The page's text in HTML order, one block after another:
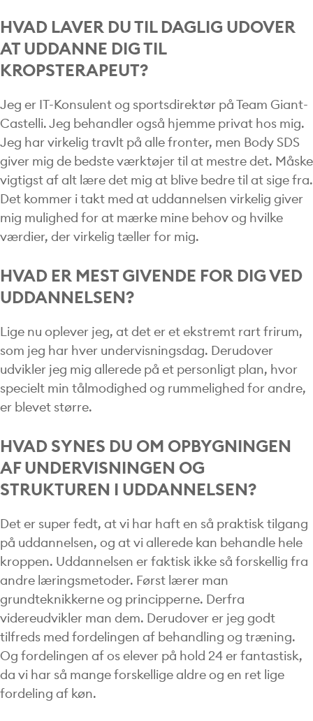
HVAD LAVER DU TIL DAGLIG UDOVER
AT UDDANNE DIG TIL
KROPSTERAPEUT?
Jeg er IT-Konsulent og sportsdirektør på Team Giant-
Castelli. Jeg behandler også hjemme privat hos mig.
Jeg har virkelig travlt på alle fronter, men Body SDS
giver mig de bedste værktøjer til at mestre det. Måske
vigtigst af alt lære det mig at blive bedre til at sige fra.
Det kommer i takt med at uddannelsen virkelig giver
mig mulighed for at mærke mine behov og hvilke
værdier, der virkelig tæller for mig.
HVAD ER MEST GIVENDE FOR DIG VED
UDDANNELSEN?
Lige nu oplever jeg, at det er et ekstremt rart frirum,
som jeg har hver undervisningsdag. Derudover
udvikler jeg mig allerede på et personligt plan, hvor
specielt min tålmodighed og rummelighed for andre,
er blevet større.
HVAD SYNES DU OM OPBYGNINGEN
AF UNDERVISNINGEN OG
STRUKTUREN I UDDANNELSEN?
Det er super fedt, at vi har haft en så praktisk tilgang
på uddannelsen, og at vi allerede kan behandle hele
kroppen. Uddannelsen er faktisk ikke så forskellig fra
andre læringsmetoder. Først lærer man
grundteknikkerne og principperne. Derfra
videreudvikler man dem. Derudover er jeg godt
tilfreds med fordelingen af behandling og træning.
Og fordelingen af os elever på hold 24 er fantastisk,
da vi har så mange forskellige aldre og en ret lige
fordeling af køn.